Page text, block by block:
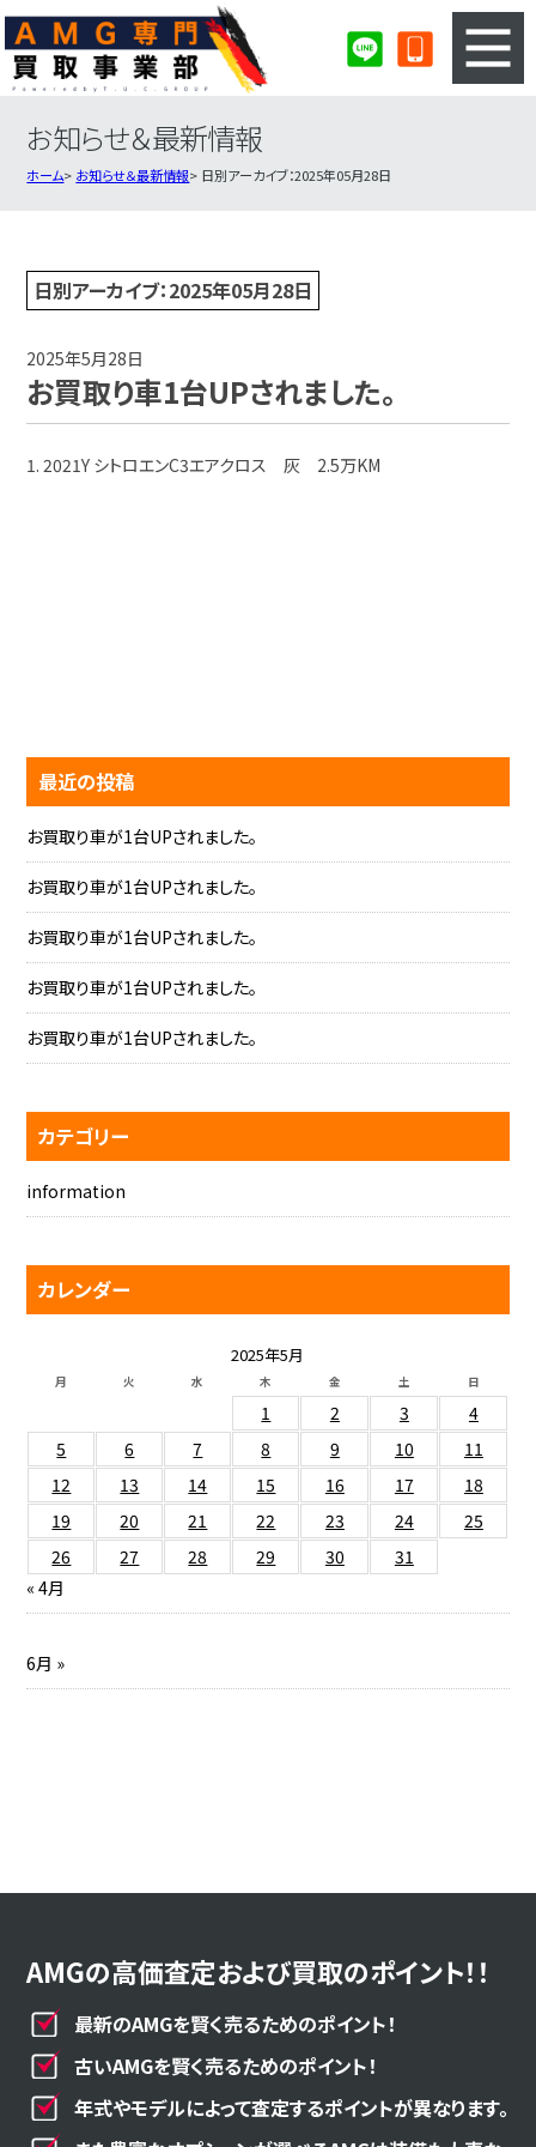
3ステップのカンタン査定
AMG買取実績 会社概要・店舗紹介・MAP
お知らせ＆最新情報
ホーム お知らせ＆最新情報 日別アーカイブ：2025年05月28日
日別アーカイブ：2025年05月28日
2025年5月28日
お買取り車1台UPされました。
1. 2021Y シトロエンC3エアクロス 灰 2.5万KM
最近の投稿
お買取り車が1台UPされました。
お買取り車が1台UPされました。
お買取り車が1台UPされました。
お買取り車が1台UPされました。
お買取り車が1台UPされました。
カテゴリー
information
カレンダー
2025年5月
月 火 水 木 金 土 日
1 2 3
4
5
6 7 8 9 10
11
12
13 14 15 16 17
18
19
20 21 22 23 24
25
26
27 28 29 30
31
« 4月
6月 »
AMGの高価査定および買取のポイント！！
最新のAMGを賢く売るためのポイント！
古いAMGを賢く売るためのポイント！
年式やモデルによって査定するポイントが異なります。